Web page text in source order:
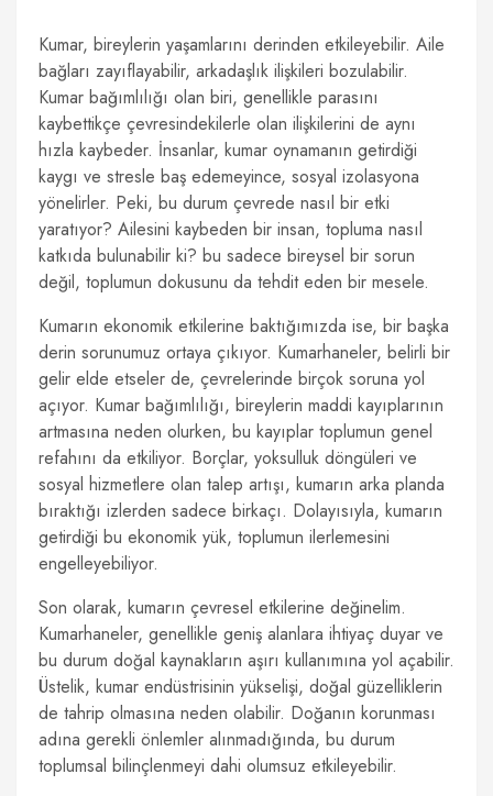
Kumar, bireylerin yaşamlarını derinden etkileyebilir. Aile
bağları zayıflayabilir, arkadaşlık ilişkileri bozulabilir.
Kumar bağımlılığı olan biri, genellikle parasını
kaybettikçe çevresindekilerle olan ilişkilerini de aynı
hızla kaybeder. İnsanlar, kumar oynamanın getirdiği
kaygı ve stresle baş edemeyince, sosyal izolasyona
yönelirler. Peki, bu durum çevrede nasıl bir etki
yaratıyor? Ailesini kaybeden bir insan, topluma nasıl
katkıda bulunabilir ki? bu sadece bireysel bir sorun
değil, toplumun dokusunu da tehdit eden bir mesele.
Kumarın ekonomik etkilerine baktığımızda ise, bir başka
derin sorunumuz ortaya çıkıyor. Kumarhaneler, belirli bir
gelir elde etseler de, çevrelerinde birçok soruna yol
açıyor. Kumar bağımlılığı, bireylerin maddi kayıplarının
artmasına neden olurken, bu kayıplar toplumun genel
refahını da etkiliyor. Borçlar, yoksulluk döngüleri ve
sosyal hizmetlere olan talep artışı, kumarın arka planda
bıraktığı izlerden sadece birkaçı. Dolayısıyla, kumarın
getirdiği bu ekonomik yük, toplumun ilerlemesini
engelleyebiliyor.
Son olarak, kumarın çevresel etkilerine değinelim.
Kumarhaneler, genellikle geniş alanlara ihtiyaç duyar ve
bu durum doğal kaynakların aşırı kullanımına yol açabilir.
Üstelik, kumar endüstrisinin yükselişi, doğal güzelliklerin
de tahrip olmasına neden olabilir. Doğanın korunması
adına gerekli önlemler alınmadığında, bu durum
toplumsal bilinçlenmeyi dahi olumsuz etkileyebilir.